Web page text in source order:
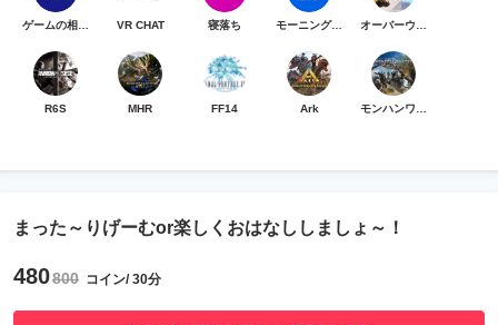
VR CHAT 寝落ち モーニングコール
R6S MHR FF14 Ark
まった～りげーむor楽しくおはなししましょ～！
480800 コイン/ 30分